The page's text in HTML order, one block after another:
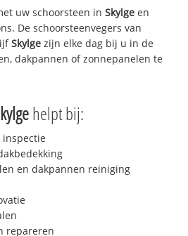
uw schoorsteen inSkylge en
De schoorsteenvegers van
Skylge zijn elke dag bij u in de
dakpannen of zonnepanelen te
helpt bij:
inspectie
en dakpannen reiniging
repareren